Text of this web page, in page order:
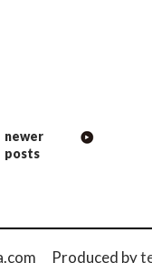
newer
posts
Produced by